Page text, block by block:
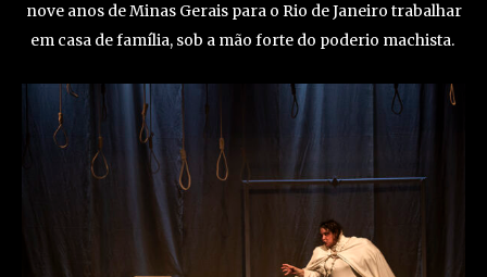
nove anos de Minas Gerais para o Rio de Janeiro trabalhar
em casa de família, sob a mão forte do poderio machista.